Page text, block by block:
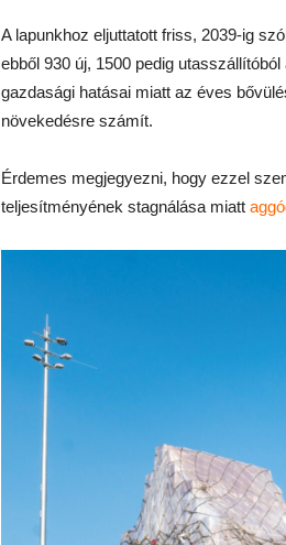
A lapunkhoz eljuttatott friss, 2039-ig
ebből 930 új, 1500 pedig
gazdasági hatásai miatt az éves
növekedésre számít.
Érdemes megjegyezni, hogy ezzel
teljesítményének stagnálása miatt